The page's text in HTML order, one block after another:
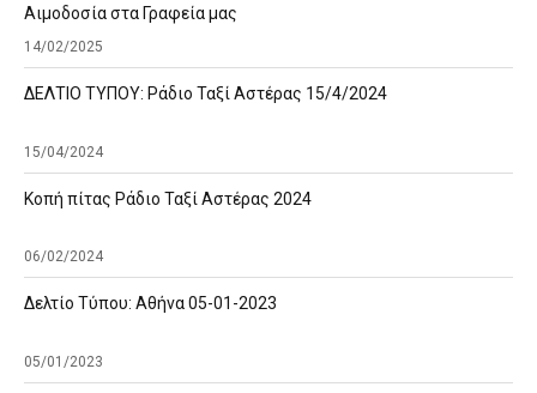
Αιμοδοσία στα Γραφεία μας
14/02/2025
ΔΕΛΤΙΟ ΤΥΠΟΥ: Ράδιο Ταξί Αστέρας 15/4/2024
15/04/2024
Κοπή πίτας Ράδιο Ταξί Αστέρας 2024
06/02/2024
Δελτίο Τύπου: Αθήνα 05-01-2023
05/01/2023